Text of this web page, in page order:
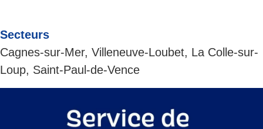
Secteurs
Cagnes-sur-Mer, Villeneuve-Loubet, La Colle-sur-
Loup, Saint-Paul-de-Vence